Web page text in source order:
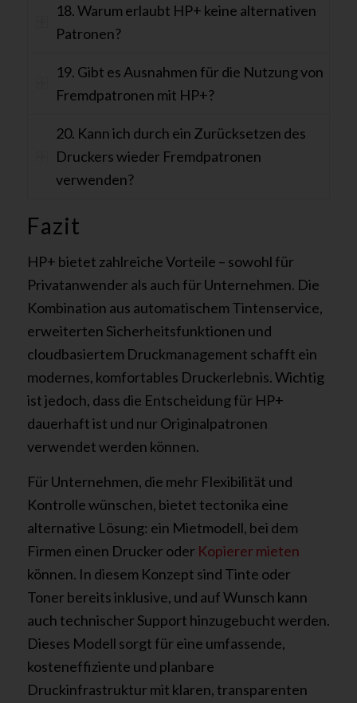
18. Warum erlaubt HP+ keine alternativen
Patronen?
19. Gibt es Ausnahmen für die Nutzung von
Fremdpatronen mit HP+?
20. Kann ich durch ein Zurücksetzen des
Druckers wieder Fremdpatronen
verwenden?
Fazit
HP+ bietet zahlreiche Vorteile – sowohl für
Privatanwender als auch für Unternehmen. Die
Kombination aus automatischem Tintenservice,
erweiterten Sicherheitsfunktionen und
cloudbasiertem Druckmanagement schafft ein
modernes, komfortables Druckerlebnis. Wichtig
ist jedoch, dass die Entscheidung für HP+
dauerhaft ist und nur Originalpatronen
verwendet werden können.
Für Unternehmen, die mehr Flexibilität und
Kontrolle wünschen, bietet tectonika eine
alternative Lösung: ein Mietmodell, bei dem
Firmen einen Drucker oder Kopierer mieten
können. In diesem Konzept sind Tinte oder
Toner bereits inklusive, und auf Wunsch kann
auch technischer Support hinzugebucht werden.
Dieses Modell sorgt für eine umfassende,
kosteneffiziente und planbare
Druckinfrastruktur mit klaren, transparenten